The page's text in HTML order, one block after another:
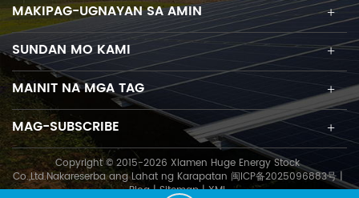
MAKIPAG-UGNAYAN SA AMIN
SUNDAN MO KAMI
MAINIT NA MGA TAG
MAG-SUBSCRIBE
Copyright © 2015-2026 Xiamen Huge Energy Stock
Co.,Ltd.Nakareserba ang Lahat ng Karapatan 闽ICP备2025096883号|
Blog|Sitemap|XML